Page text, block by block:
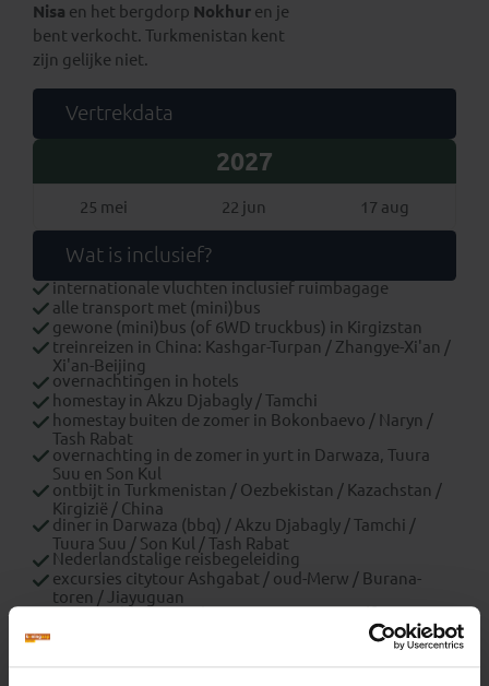
Nisa en het bergdorp Nokhur en je
bent verkocht. Turkmenistan kent
zijn gelijke niet.
Vertrekdata
2027
25 mei 22 jun 17 aug
Wat is inclusief?
internationale vluchten inclusief ruimbagage
alle transport met (mini)bus
gewone (mini)bus (of 6WD truckbus) in Kirgizstan
treinreizen in China: Kashgar-Turpan / Zhangye-Xi'an /
Xi'an-Beijing
overnachtingen in hotels
homestay in Akzu Djabagly / Tamchi
homestay buiten de zomer in Bokonbaevo / Naryn /
Tash Rabat
overnachting in de zomer in yurt in Darwaza, Tuura
Suu en Son Kul
ontbijt in Turkmenistan / Oezbekistan / Kazachstan /
Kirgizië / China
diner in Darwaza (bbq) / Akzu Djabagly / Tamchi /
Tuura Suu / Son Kul / Tash Rabat
Nederlandstalige reisbegeleiding
excursies citytour Ashgabat / oud-Merw / Burana-
toren / Jiayuguan
entreegeld voor oud-Merw en Danxia Landform
brandstofheffing